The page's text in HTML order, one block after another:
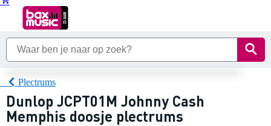
Plectrums
Dunlop JCPT01M Johnny Cash
Memphis doosje plectrums